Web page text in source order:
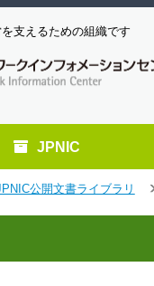
支えるための組織です
JPNIC
公開文書ライブラリ